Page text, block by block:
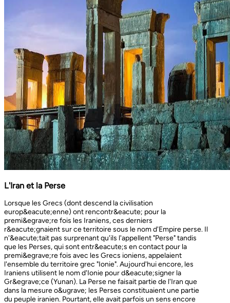
L'Iran et la Perse
Lorsque les Grecs (dont descend la civilisation europ&eacute;enne) ont rencontr&eacute; pour la premi&egrave;re fois les Iraniens, ces derniers r&eacute;gnaient sur ce territoire sous le nom d'Empire perse. Il n'&eacute;tait pas surprenant qu'ils l'appellent "Perse" tandis que les Perses, qui sont entr&eacute;s en contact pour la premi&egrave;re fois avec les Grecs ioniens, appelaient l'ensemble du territoire grec "Ionie". Aujourd'hui encore, les Iraniens utilisent le nom d'Ionie pour d&eacute;signer la Gr&egrave;ce (Yunan). La Perse ne faisait partie de l'Iran que dans la mesure o&ugrave; les Perses constituaient une partie du peuple iranien. Pourtant, elle avait parfois un sens encore plus large que l'Iran, car ce que l'on appelait historiquement la Perse ou l'empire perse comprenait non seulement un territoire beaucoup plus vaste que l'Iran actuel, mais aussi des pays et des peuples non iraniens comme l'&Eacute;gypte. "Perse" est rest&eacute; le terme europ&eacute;en pour l'Iran jusqu'en 1935, date &agrave; laquelle le gouvernement iranien a insist&eacute; pour que tous les pays appellent officiellement le pays par ce dernier nom. Mais le terme "Perse" a surv&eacute;cu et, encore aujourd'hui, pour de nombreux Occidentaux, la "Perse" a une connotation historique et culturelle beaucoup plus large que celle v&eacute;hicul&eacute;e par le terme "Iran", qu'ils confondaient parfois avec l'Irak. Beaucoup ne savent plus que l'Iran et la Perse sont la m&ecirc;me chose, pensant que l'Iran est aussi un pays arabe ! L'Iran actuel fait partie du plateau iranien, beaucoup plus vaste, dont l'ensemble a parfois fait partie de l'empire perse. Le pays est vaste, plus grand que le Royaume-Uni, la France, l'Espagne et l'Allemagne r&eacute;unis. Il est accident&eacute; et aride et, &agrave; l'exception de deux r&eacute;gions de plaine, il est constitu&eacute; de montagnes et de d&eacute;serts. Il y a deux grandes rang&eacute;es de montagnes, l'Alborz au nord, qui s'&eacute;tend du Caucase au nord-ouest jusqu'au Khorasan &agrave; l'est, et le Zagros, qui s'&eacute;tend de l'ouest au sud-est. Les grands d&eacute;serts, Dasht-e-Kavir et Dasht-e-Lut, tous deux situ&eacute;s &agrave; l'est, sont pratiquement inhabitables. Les deux r&eacute;gions de plaine sont le littoral de la mer Caspienne, qui se trouve au-dessous du niveau de la mer, a un climat subtropical et est couvert de for&ecirc;ts tropicales, et la plaine du Khuzestan au sud-ouest, qui est une continuation des terres fertiles de la M&eacute;sopotamie et est arros&eacute;e par le seul grand fleuve d'Iran, le Karun. Ainsi, la terre est abondante mais l'eau est rare, contrairement &agrave; un pays comme la Hollande o&ugrave; la terre est rare mais l'eau abondante. La raret&eacute; de l'eau a jou&eacute; un r&ocirc;le majeur non seulement en influen&ccedil;ant la nature et les syst&egrave;mes de l'agriculture iranienne, mais aussi un certain nombre de facteurs sociologiques cl&eacute;s, y compris la cause et la nature des &Eacute;tats iraniens. L'&eacute;tendue des montagnes et du d&eacute;sert a naturellement divis&eacute; la population iranienne en groupes relativement isol&eacute;s. Mais l'aridit&eacute; a jou&eacute; un r&ocirc;le encore plus important &agrave; cet &eacute;gard, et ce au niveau des plus petites unit&eacute;s sociales. Dans la majeure partie du pays, l'agriculture et l'&eacute;levage du b&eacute;tail n'&eacute;taient possibles que l&agrave; o&ugrave; l'eau de pluie naturelle, un petit ruisseau, un canal d'eau souterrain, appel&eacute; Qanat, ou une combinaison de ces &eacute;l&eacute;ments fournissait l'approvisionnement minimal n&eacute;cessaire en eau. Le Qanat ou Kariz est un d&eacute;veloppement ing&eacute;nieux des temps anciens, qui remonte &agrave; bien avant la fondation de l'empire perse. &Agrave; partir d'une nappe phr&eacute;atique existante dans les hautes terres, un tunnel est creus&eacute; sous le sol, en pente descendante vers les basses terres (pr&egrave;s des fermes environnantes) o&ugrave; il remonte &agrave; la surface. L'eau qui s'&eacute;coule de la source par gravit&eacute; est ensuite distribu&eacute;e par d'&eacute;troits canaux l&agrave; o&ugrave; elle est n&eacute;cessaire pour l'irrigation et d'autres usages. Le peuple iranien &Agrave; l'origine, les Iraniens &eacute;taient plus une ethnie qu'une nation et les perses se comptaient comme un groupe parmi un bon nombre des Iraniens. A part le pays qui s'appelle aujourd'hui l'Iran, l'Afghanistan et le Tadjikistan appartiennent &eacute;galement &agrave; un territoire iranien plus large dans leurs concepts historiques et culturels. En plus la domaine culturelle iranienne d&eacute;passe encore plus loin que la fronti&egrave;re de l&rsquo;ensemble de ces trois pays et s'&eacute;tendant jusqu&rsquo;au cot&eacute; nordique de l'Inde, l'Ouzb&eacute;kistan, le Turkm&eacute;nistan, le Caucase et l'Anatolie : Aujourd&rsquo;hui , c&rsquo;est ce que l&rsquo;on appelle &lsquo;&rsquo; Monde Persan&rsquo;&rsquo; La langue persane est une des langues iraniennes, alors qu&rsquo;il en existe d'autres vari&eacute;t&eacute;s dont le kurde et le pashto. En Iran, certaines langues locales sont encore parl&eacute;es en tant que des langues vivantes tandis que d&rsquo;autre langues r&eacute;gionales que l&rsquo;iranienne sont &eacute;galement parl&eacute;s en Iran tels que le turc et l&rsquo;arabe. En plus, d'autres formats de la langue persane sont parl&eacute;es en Afghanistan et au Tadjikistan, si bien que les r&eacute;sidents dans ces trois pays arrivent &agrave; se comprendre lors de la conversation et de la communication litt&eacute;raire. Egalement d'autres dialectes persans sont parl&eacute;s en Iran. A vraie dire , n&rsquo;importe quel argument &agrave; propos de l&rsquo;histoire de l&rsquo;Iran, de son &eacute;conomie et de sa politique ne serait pas raisonnable sauf qu&rsquo;on puisse tenir en compte les nomades qui ont &eacute;tabli leurs royaume &agrave; partir de l&rsquo;&eacute;poque des Perses au Qajars qui r&eacute;gnaient jusuq&rsquo;aux20&egrave;me si&egrave;cle. Suit &agrave; la recherches des p&acirc;turages encore plus verts et des sols fertils, diff&eacute;rents &eacute;thnies comme le turques, sont partis vers les r&eacute;gions au nord, nord-est et l&rsquo;est de la Perse . Apr&egrave;s avoir s&rsquo;h&eacute;berger , ils fallait qu&rsquo;ils se pr&eacute;par&egrave;rent pour faire face aux &eacute;nemies etrang&egrave;res . La s&egrave;cheresse, l&rsquo;aridit&eacute; et la densit&eacute; de la population dan leurs propres r&eacute;gions fut la cause de l&rsquo;immigration vers la Perse. D&rsquo;autre part la manqu&eacute; de la pluie et l&rsquo;aridit&eacute; en Iran causait la miragartion des gens vers des r&eacute;gions plus verts : ils se d&eacute;pla&ccedil;aient tous les ann&eacute;es, pour aller vers les r&eacute;gions o&ugrave; il faisait agr&eacute;able pendant l&rsquo;hiver et des r&eacute;gions o&ugrave; le climat faisait moins chaud au cours de l&rsquo;&eacute;t&eacute;. En comparaison avec les les s&eacute;dentaires, les nomades ont des puissances militaires et ils sont plus dynamiques, et plus nombreux que les villageoises qu'ils attaquaient. Ces particularit&eacute;s permettent &agrave; une tribu ou &agrave; un ensemble de tribus de faire diriger les autres vers la formation d&rsquo;un &eacute;tat central : Ensuite il faisait les n&eacute;cessaires pour collecter directement ou via un moyen indirect, la totalit&eacute; des produits agricoles exc&eacute;dentaires pour fournir les affaires financi&egrave;res. Ainsi il devient un &eacute;tat central et capable &agrave; taille de contr&ocirc;ler, d'administrer et de d&eacute;fendre ses vastes territoires. La plupart des souverains iraniens se d&eacute;pla&ccedil;aient la plupart du temps et cette caract&eacute;ristique est racin&eacute; dans leurs origines et leurs esprits. Par exemple les Ach&eacute;m&eacute;nides dirigeaient leurs trois capitales et se d&eacute;pla&ccedil;aient entre : Suse, Pers&eacute;polis et Ecbatane et parfois quatre si on fait inclure la Babylon. D&egrave;s le d&eacute;but ; tous les gouvernements iraniens jusqu&rsquo;au 20&egrave;me si&egrave;cle, on &eacute;t&eacute; fond&eacute;s par des tribus nomades et apr&egrave;s avoir &ecirc;tre uni au sein du gouvernement , il fallait se pr&eacute;parer pour faire face aux d&eacute;fis comme l&rsquo;invasion des nomades dans le pays et ceux qui pourraient attaquer depuis des terres au-del&agrave; des fronti&egrave;res. D'une mani&egrave;re historique, l'Iran a &eacute;t&eacute; le carrefour entre l'Asie et l'Europe, l'Est et l'Ouest. Les personnes, les biens ainsi que les croyances, les normes et produits culturels y sont pass&eacute;s, g&eacute;n&eacute;ralement d'est en ouest, mais pas toujours. L'influence orientale &eacute;tait telle que beaucoup des anciens mythes et l&eacute;gendes iraniens provenaient des terres orientales de l'Iran, bien que l'islam et les Arabes soient venus de la direction oppos&eacute;e. Cette situation g&eacute;ographique particuli&egrave;re a donn&eacute; lieu &agrave; ce que l'on peut appeler &laquo; l'effet carrefour &raquo;, &agrave; la fois d&eacute;stabilisant et enrichissant le pays ; rendant ses habitants hospitaliers et amicaux envers les &eacute;trangers et aussi tr&egrave;s conscients de leur particularit&eacute;. L'une des cons&eacute;quences de l'effet de carrefour est le fait que l'Iran est maintenant peupl&eacute; d&rsquo;une vari&eacute;t&eacute; de communaut&eacute;s ethniques et linguistiques incluant ceux dont la langue maternelle est le persan, ainsi que les Kurdes, les Turcs, les Arabes, les Baloutches, etc. On rencontre les Turcophones dans la r&eacute;gion Nord-ouest de l'Azerba&iuml;djan, aujourd'hui divis&eacute;e en plusieurs provinces, &agrave; la fronti&egrave;re de la Turquie et du Caucase. D'autres peuples turcophones, comme les Turkm&egrave;nes du Centre-nord-est et les tribus turcophones comm